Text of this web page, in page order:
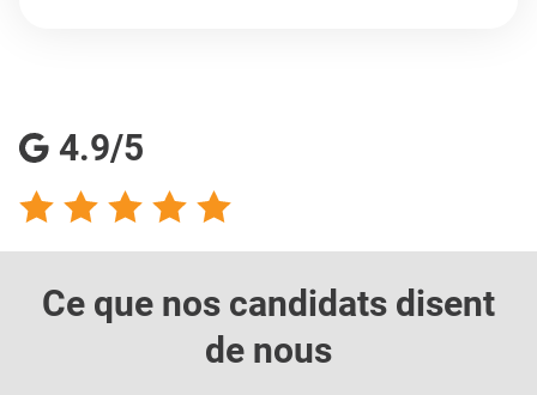
4.9/5
Ce que nos candidats disent
de nous